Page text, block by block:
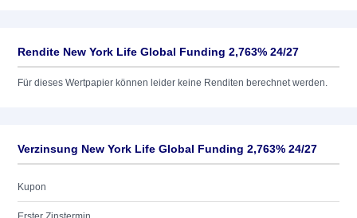
Rendite New York Life Global Funding 2,763% 24/27
Für dieses Wertpapier können leider keine Renditen berechnet werden.
Verzinsung New York Life Global Funding 2,763% 24/27
Kupon